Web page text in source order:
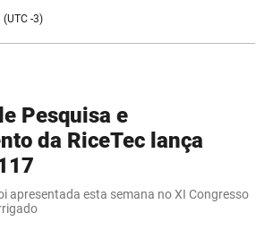
-3)
Pesquisa e
da RiceTec lança
apresentada esta semana no XI Congresso